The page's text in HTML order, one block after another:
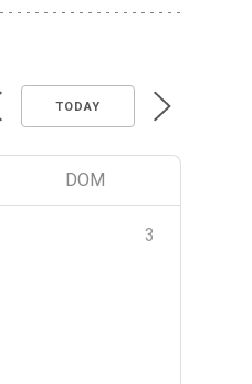
TODAY
DOM
3